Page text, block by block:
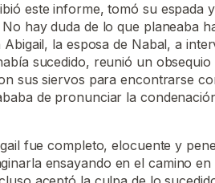
este informe, tomó su espada
hay duda de lo que planeaba
Abigail, la esposa de Nabal, a
sucedido, reunió un
sus siervos para encontrarse
de pronunciar la
fue completo, elocuente y
ensayando en el camino